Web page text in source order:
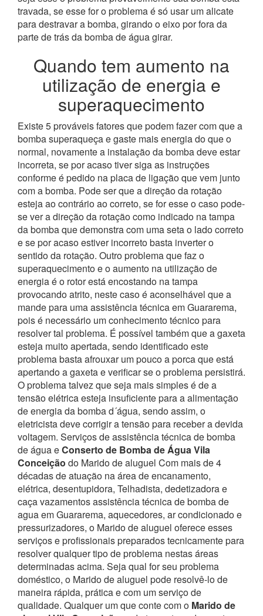
travada, se esse for o problema é só usar um alicate
para destravar a bomba, girando o eixo por fora da
parte de trás da bomba de água girar.
Quando tem aumento na
utilização de energia e
superaquecimento
Existe 5 prováveis fatores que podem fazer com que a
bomba superaqueça e gaste mais energia do que o
normal, novamente a instalação da bomba deve estar
incorreta, se por acaso tiver siga as instruções
conforme é pedido na placa de ligação que vem junto
com a bomba. Pode ser que a direção da rotação
esteja ao contrário ao correto, se for esse o caso pode-
se ver a direção da rotação como indicado na tampa
da bomba que demonstra com uma seta o lado correto
e se por acaso estiver incorreto basta inverter o
sentido da rotação. Outro problema que faz o
superaquecimento e o aumento na utilização de
energia é o rotor está encostando na tampa
provocando atrito, neste caso é aconselhável que a
mande para uma assistência técnica em Guararema,
pois é necessário um conhecimento técnico para
resolver tal problema. É possível também que a gaxeta
esteja muito apertada, sendo identificado este
problema basta afrouxar um pouco a porca que está
apertando a gaxeta e verificar se o problema persistirá.
O problema talvez que seja mais simples é de a
tensão elétrica esteja insuficiente para a alimentação
de energia da bomba d´água, sendo assim, o
eletricista deve corrigir a tensão para receber a devida
voltagem. Serviços de assistência técnica de bomba
de água eConserto de Bomba de Água Vila
Conceição do Marido de aluguel Com mais de 4
décadas de atuação na área de encanamento,
elétrica, desentupidora, Telhadista, dedetizadora e
caça vazamentos assistência técnica de bomba de
agua em Guararema, aquecedores, ar condicionado e
pressurizadores, o Marido de aluguel oferece esses
serviços e profissionais preparados tecnicamente para
resolver qualquer tipo de problema nestas áreas
determinadas acima. Seja qual for seu problema
doméstico, o Marido de aluguel pode resolvê-lo de
maneira rápida, prática e com um serviço de
qualidade. Qualquer um que conte com o Marido de